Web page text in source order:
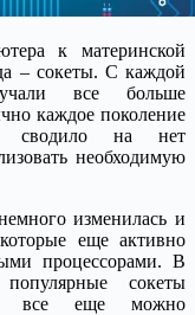
к материнской
– сокеты. С каждой
все больше
каждое поколение
сводило на нет
необходимую
изменилась и
еще активно
процессорами. В
сокеты
все еще можно